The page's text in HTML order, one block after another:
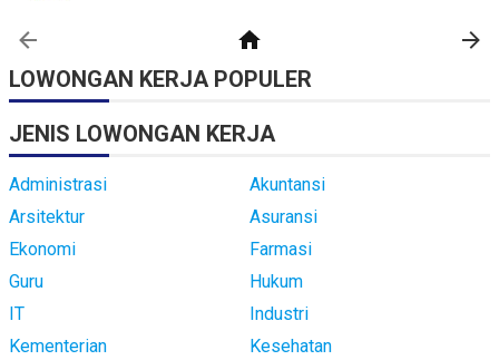
LOWONGAN KERJA POPULER
JENIS LOWONGAN KERJA
Administrasi
Akuntansi
Arsitektur
Asuransi
Ekonomi
Farmasi
Guru
Hukum
IT
Industri
Kementerian
Kesehatan